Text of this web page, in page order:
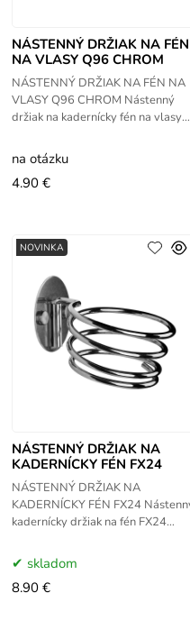
NÁSTENNÝ DRŽIAK NA FÉN
NA VLASY Q96 CHROM
NÁSTENNÝ DRŽIAK NA FÉN NA
VLASY Q96 CHROM Nástenný
držiak na kadernícky fén na vlasy
pomocníkom v každom kaderníctve
a holičstve.
na otázku
4.90 €
NÁSTENNÝ DRŽIAK NA
KADERNÍCKY FÉN FX24
NÁSTENNÝ DRŽIAK NA
KADERNÍCKY FÉN FX24
kadernícky držiak na fén FX24
pomôže mať fén stále po ruke.
Držiak
NOVINKA
skladom
8.90 €